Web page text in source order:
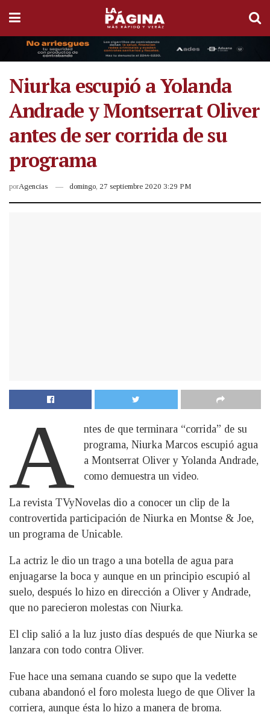
Niurka escupió a Yolanda
Andrade y Montserrat Oliver
antes de ser corrida de su
programa
porAgencias domingo, 27 septiembre 2020 3:29 PM
A
ntes de que terminara “corrida” de su
programa, Niurka Marcos escupió agua
a Montserrat Oliver y Yolanda Andrade,
como demuestra un video.
La revista TVyNovelas dio a conocer un clip de la
controvertida participación de Niurka en Montse & Joe,
un programa de Unicable.
La actriz le dio un trago a una botella de agua para
enjuagarse la boca y aunque en un principio escupió al
suelo, después lo hizo en dirección a Oliver y Andrade,
que no parecieron molestas con Niurka.
El clip salió a la luz justo días después de que Niurka se
lanzara con todo contra Oliver.
Fue hace una semana cuando se supo que la vedette
cubana abandonó el foro molesta luego de que Oliver la
corriera, aunque ésta lo hizo a manera de broma.